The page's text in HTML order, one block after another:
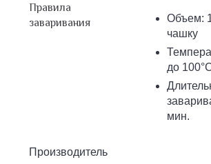
Правила
заваривания
Объем:
чашку
до
мин.
Производитель